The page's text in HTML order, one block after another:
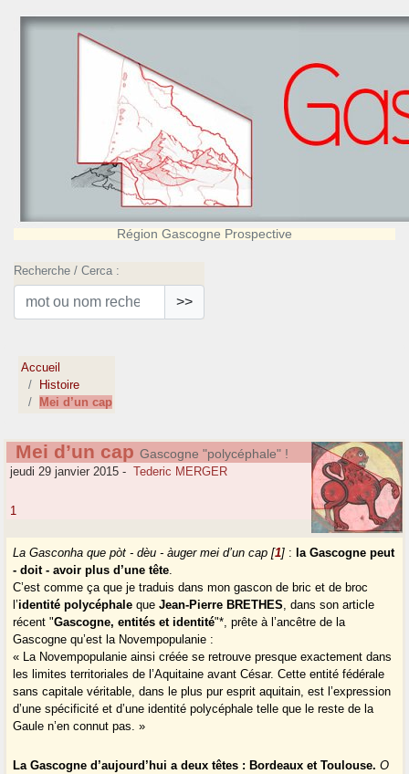
Région Gascogne Prospective
Recherche / Cerca :
>>
Accueil
Histoire
Mei d’un cap
Mei d’un cap Gascogne "polycéphale" !
jeudi 29 janvier 2015 - Tederic MERGER
1
La Gasconha que pòt - dèu - àuger mei d’un cap [1] : la Gascogne peut
- doit - avoir plus d’une tête.
C’est comme ça que je traduis dans mon gascon de bric et de broc
l’identité polycéphale queJean-Pierre BRETHES, dans son article
récent "Gascogne, entités et identité"*, prête à l’ancêtre de la
Gascogne qu’est la Novempopulanie :
« La Novempopulanie ainsi créée se retrouve presque exactement dans
les limites territoriales de l’Aquitaine avant César. Cette entité fédérale
sans capitale véritable, dans le plus pur esprit aquitain, est l’expression
d’une spécificité et d’une identité polycéphale telle que le reste de la
Gaule n’en connut pas. »
La Gascogne d’aujourd’hui a deux têtes : Bordeaux et Toulouse. O